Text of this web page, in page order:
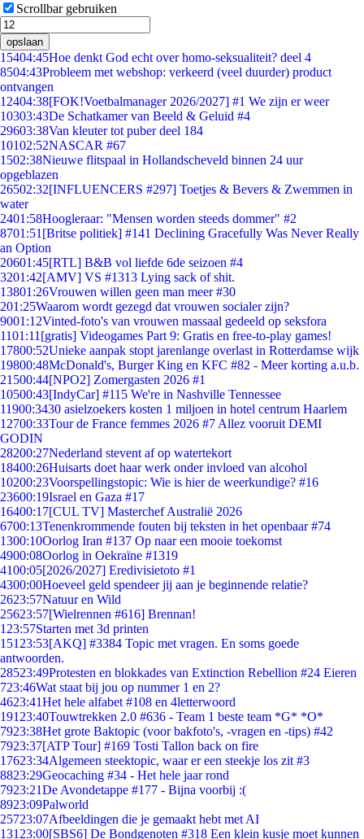
Scrollbar gebruiken
opslaan
15404:45Hoe denkt God echt over homo-seksualiteit? deel 4
8504:43Probleem met webshop: verkeerd (veel duurder) product
ontvangen
12404:38[FOK!Voetbalmanager 2026/2027] #1 We zijn er weer
10303:43De Schatkamer van Beeld & Geluid #4
29603:38Van kleuter tot puber deel 184
10102:52NASCAR #67
1502:38Nieuwe flitspaal in Hollandscheveld binnen 24 uur
opgeblazen
26502:32[INFLUENCERS #297] Toetjes & Bevers & Zwemmen in
water
2401:58Hoogleraar: "Mensen worden steeds dommer" #2
8701:51 [Britse politiek] #141 Declining Gracefully Was Never Really
an Option
20601:45[RTL] B&B vol liefde 6de seizoen #4
3201:42[AMV] VS #1313 Lying sack of shit.
13801:26Vrouwen willen geen man meer #30
201:25Waarom wordt gezegd dat vrouwen socialer zijn?
9001:12Vinted-foto's van vrouwen massaal gedeeld op seksfora
1101:11 [gratis] Videogames Part 9: Gratis en free-to-play games!
17800:52Unieke aanpak stopt jarenlange overlast in Rotterdamse wijk
19800:48McDonald's, Burger King en KFC #82 - Meer korting a.u.b.
21500:44[NPO2] Zomergasten 2026 #1
10500:43[IndyCar] #115 We're in Nashville Tennessee
11900:3430 asielzoekers kosten 1 miljoen in hotel centrum Haarlem
12700:33Tour de France femmes 2026 #7 Allez vooruit DEMI
GODIN
28200:27Nederland stevent af op watertekort
18400:26Huisarts doet haar werk onder invloed van alcohol
10200:23Voorspellingstopic: Wie is hier de weerkundige? #16
23600:19Israel en Gaza #17
16400:17[CUL TV] Masterchef Australië 2026
6700:13Tenenkrommende fouten bij teksten in het openbaar #74
1300:10Oorlog Iran #137 Op naar een mooie toekomst
4900:08Oorlog in Oekraïne #1319
4100:05[2026/2027] Eredivisietoto #1
4300:00Hoeveel geld spendeer jij aan je beginnende relatie?
2623:57Natuur en Wild
25623:57[Wielrennen #616] Brennan!
1 23:57Starten met 3d printen
151 23:53[AKQ] #3384 Topic met vragen. En soms goede
antwoorden.
28523:49Protesten en blokkades van Extinction Rebellion #24 Eieren
723:46Wat staat bij jou op nummer 1 en 2?
4623:41Het hele alfabet #108 en 4letterwoord
191 23:40Touwtrekken 2.0 #636 - Team 1 beste team *G* *O*
7923:38Het grote Baktopic (voor bakfoto's, -vragen en -tips) #42
7923:37[ATP Tour] #169 Tosti Tallon back on fire
17623:34Algemeen steektopic, waar er een steekje los zit #3
8823:29Geocaching #34 - Het hele jaar rond
7923:21De Avondetappe #177 - Bijna voorbij :(
8923:09Palworld
25723:07Afbeeldingen die je gemaakt hebt met AI
131 23:00[SBS6] De Bondgenoten #318 Een klein kusje moet kunnen